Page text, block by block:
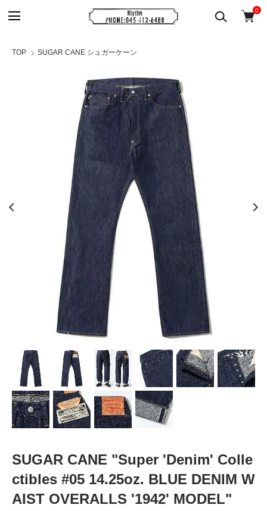
0
TOP SUGAR CANE シュガーケーン
SUGAR CANE "Super 'Denim' Colle
ctibles #05 14.25oz. BLUE DENIM W
AIST OVERALLS '1942' MODEL"